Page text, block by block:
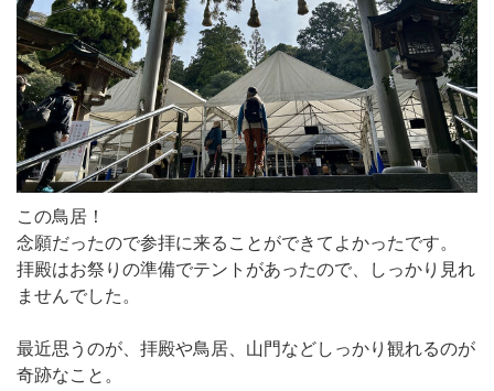
この鳥居！
念願だったので参拝に来ることができてよかったです。
拝殿はお祭りの準備でテントがあったので、しっかり見れ
ませんでした。
最近思うのが、拝殿や鳥居、山門などしっかり観れるのが
奇跡なこと。